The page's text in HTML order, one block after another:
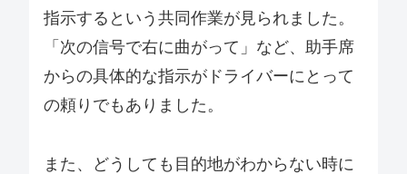
指示するという共同作業が見られました。
「次の信号で右に曲がって」など、助手席
からの具体的な指示がドライバーにとって
の頼りでもありました。
また、どうしても目的地がわからない時に